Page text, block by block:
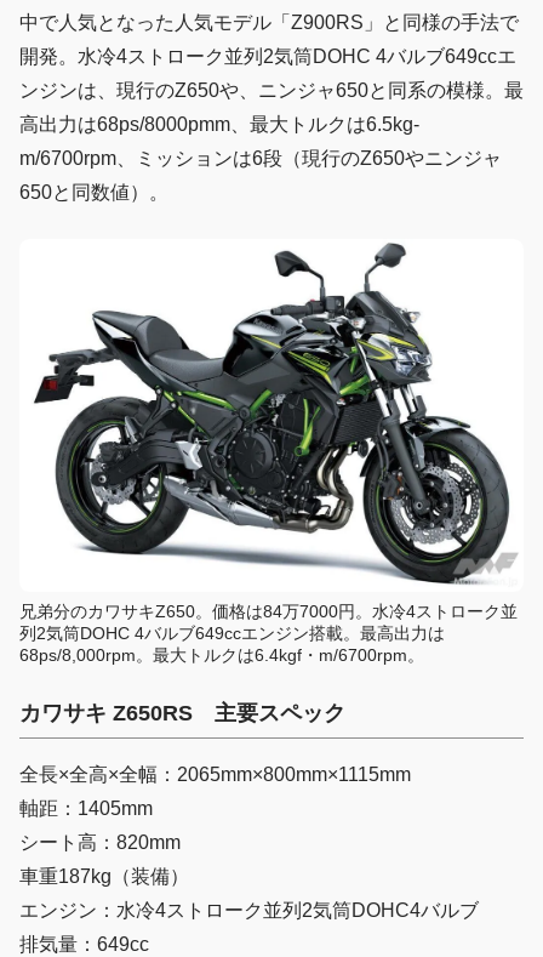
中で人気となった人気モデル「Z900RS」と同様の手法で
開発。水冷4ストローク並列2気筒DOHC 4バルブ649ccエ
ンジンは、現行のZ650や、ニンジャ650と同系の模様。最
高出力は68ps/8000pmm、最大トルクは6.5kg-
m/6700rpm、ミッションは6段（現行のZ650やニンジャ
650と同数値）。
兄弟分のカワサキZ650。価格は84万7000円。水冷4ストローク並
列2気筒DOHC 4バルブ649ccエンジン搭載。最高出力は
68ps/8,000rpm。最大トルクは6.4kgf・m/6700rpm。
カワサキ Z650RS 主要スペック
全長×全高×全幅：2065mm×800mm×1115mm
軸距：1405mm
シート高：820mm
車重187kg（装備）
エンジン：水冷4ストローク並列2気筒DOHC4バルブ
排気量：649cc